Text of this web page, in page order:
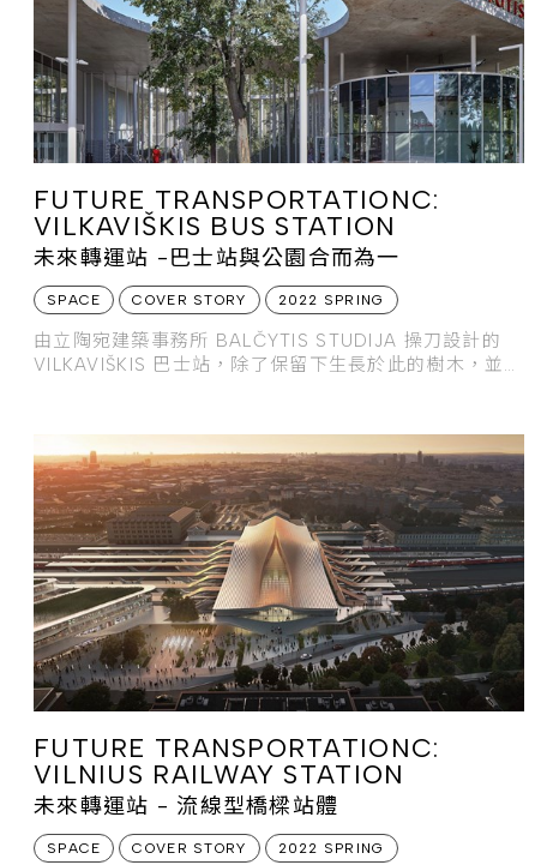
FUTURE TRANSPORTATIONC:
VILKAVIŠKIS BUS STATION
未來轉運站 -巴士站與公園合而為一
SPACE COVER STORY 2022 SPRING
由立陶宛建築事務所 BALČYTIS STUDIJA 操刀設計的
VILKAVIŠKIS 巴士站，除了保留下生長於此的樹木，並在
FUTURE TRANSPORTATIONC:
VILNIUS RAILWAY STATION
未來轉運站 - 流線型橋樑站體
SPACE COVER STORY 2022 SPRING